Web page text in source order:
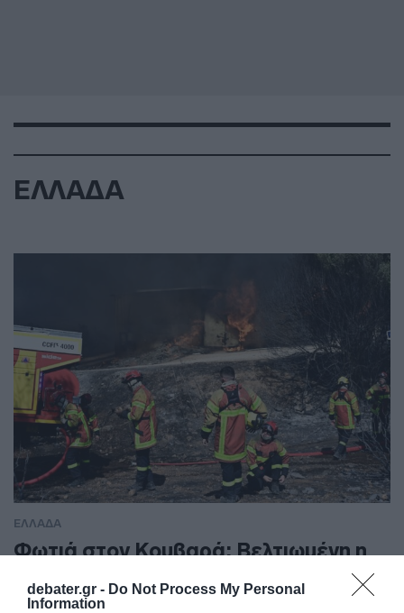
debater.gr - Do Not Process My Personal
Information
ΕΛΛΑΔΑ
ΕΛΛΑΔΑ
Φωτιά στον Κουβαρά: Βελτιωμένη η
εικόνα – Καταστράφηκε ολοσχερώς
κτηνοτροφική μονάδα